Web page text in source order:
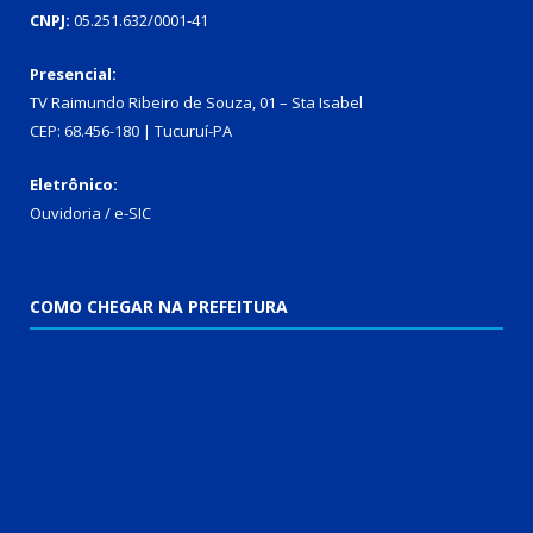
CNPJ: 05.251.632/0001-41
Presencial:
TV Raimundo Ribeiro de Souza, 01 – Sta Isabel
CEP: 68.456-180 | Tucuruí-PA
Eletrônico:
Ouvidoria /e-SIC
COMO CHEGAR NA PREFEITURA